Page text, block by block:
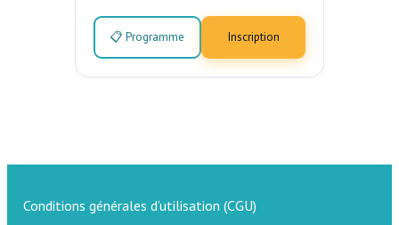
📋 Programme Inscription
Conditions générales d’utilisation (CGU)